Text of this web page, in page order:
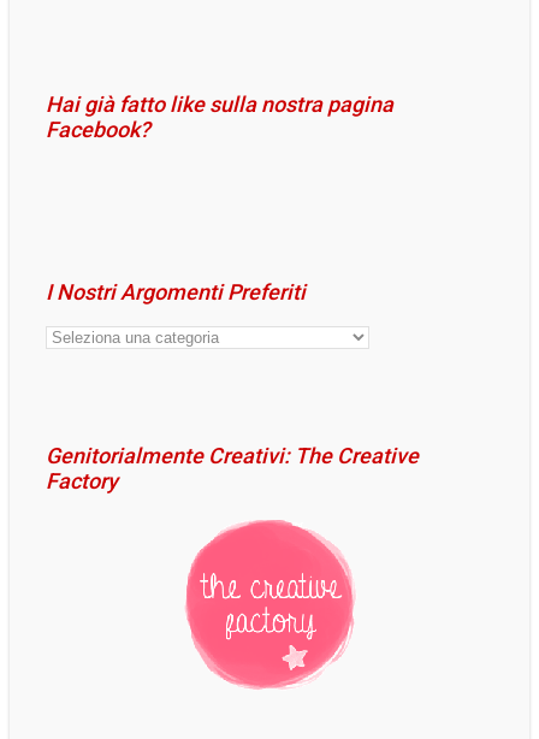
Hai già fatto like sulla nostra pagina
Facebook?
I Nostri Argomenti Preferiti
Genitorialmente Creativi: The Creative
Factory